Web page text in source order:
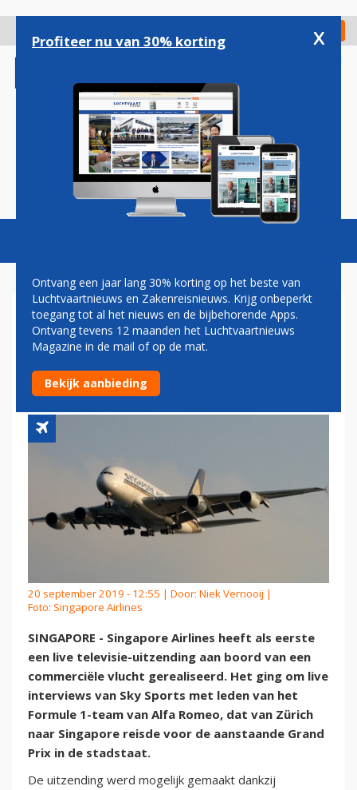
gaan
Check in
Magazine Podcasts Vacatures
PRIMEUR SIA: EERSTE LIVE
TELEVISIE-UITZENDING AAN
BOORD
20 september 2019 - 12:55 | Door: Niek Vernooij |
Foto: Singapore Airlines
SINGAPORE - Singapore Airlines heeft als eerste
een live televisie-uitzending aan boord van een
commerciële vlucht gerealiseerd. Het ging om live
interviews van Sky Sports met leden van het
Formule 1-team van Alfa Romeo, dat van Zürich
naar Singapore reisde voor de aanstaande Grand
Prix in de stadstaat.
De uitzending werd mogelijk gemaakt dankzij
Profiteer nu van 30% korting x
Ontvang een jaar lang 30% korting op het beste van
Luchtvaartnieuws en Zakenreisnieuws. Krijg onbeperkt
toegang tot al het nieuws en de bijbehorende Apps.
Ontvang tevens 12 maanden het Luchtvaartnieuws
Magazine in de mail of op de mat.
Bekijk aanbieding